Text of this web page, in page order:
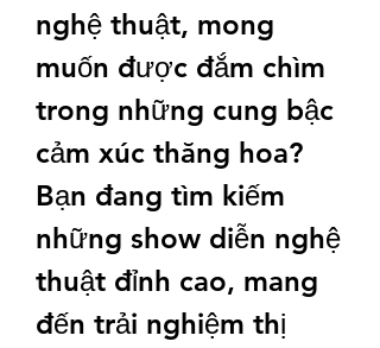
nghệ thuật, mong
muốn được đắm chìm
trong những cung bậc
cảm xúc thăng hoa?
Bạn đang tìm kiếm
những show diễn nghệ
thuật đỉnh cao, mang
đến trải nghiệm thị